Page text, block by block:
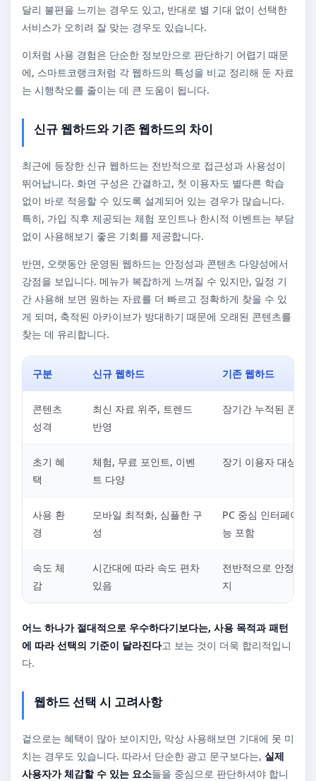
달리 불편을 느끼는 경우도 있고, 반대로 별 기대 없이 선택한
서비스가 오히려 잘 맞는 경우도 있습니다.
이처럼 사용 경험은 단순한 정보만으로 판단하기 어렵기 때문
에, 스마트코랭크처럼 각 웹하드의 특성을 비교 정리해 둔 자료
는 시행착오를 줄이는 데 큰 도움이 됩니다.
신규 웹하드와 기존 웹하드의 차이
최근에 등장한 신규 웹하드는 전반적으로 접근성과 사용성이
뛰어납니다. 화면 구성은 간결하고, 첫 이용자도 별다른 학습
없이 바로 적응할 수 있도록 설계되어 있는 경우가 많습니다.
특히, 가입 직후 제공되는 체험 포인트나 한시적 이벤트는 부담
없이 사용해보기 좋은 기회를 제공합니다.
반면, 오랫동안 운영된 웹하드는 안정성과 콘텐츠 다양성에서
강점을 보입니다. 메뉴가 복잡하게 느껴질 수 있지만, 일정 기
간 사용해 보면 원하는 자료를 더 빠르고 정확하게 찾을 수 있
게 되며, 축적된 아카이브가 방대하기 때문에 오래된 콘텐츠를
찾는 데 유리합니다.
구분 신규 웹하드 기존 웹하드
콘텐츠
성격
최신 자료 위주, 트렌드
반영
장기간 누적된 콘텐
초기 혜
택
체험, 무료 포인트, 이벤
트 다양
장기 이용자 대상 혜
사용 환
경
모바일 최적화, 심플한 구
성
PC 중심 인터페이스,
능 포함
속도 체
감
시간대에 따라 속도 편차
있음
전반적으로 안정적
지
어느 하나가 절대적으로 우수하다기보다는, 사용 목적과 패턴
에 따라 선택의 기준이 달라진다고 보는 것이 더욱 합리적입니
다.
웹하드 선택 시 고려사항
겉으로는 혜택이 많아 보이지만, 막상 사용해보면 기대에 못 미
치는 경우도 있습니다. 따라서 단순한 광고 문구보다는, 실제
사용자가 체감할 수 있는 요소들을 중심으로 판단하셔야 합니